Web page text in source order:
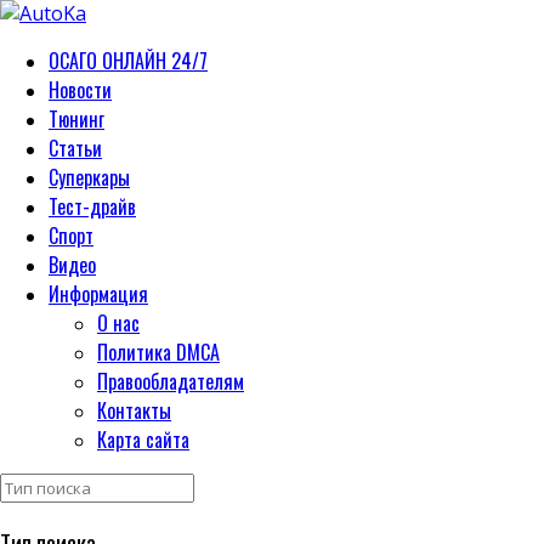
ОСАГО ОНЛАЙН 24/7
Новости
Тюнинг
Статьи
Суперкары
Тест-драйв
Спорт
Видео
Информация
О нас
Политика DMCA
Правообладателям
Контакты
Карта сайта